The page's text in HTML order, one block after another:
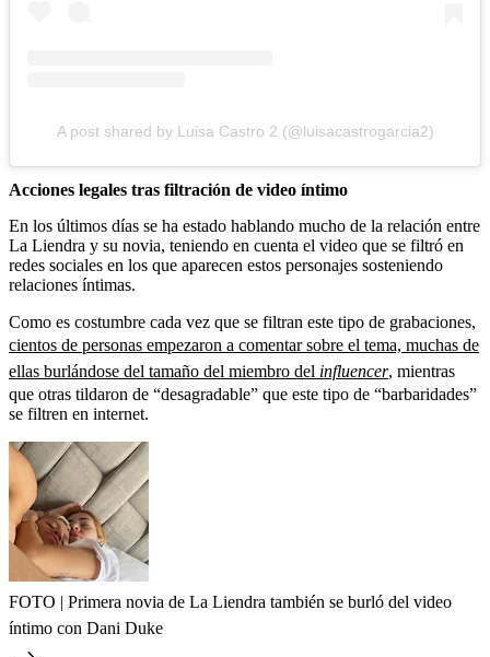
A post shared by Luisa Castro 2 (@luisacastrogarcia2)
Acciones legales tras filtración de video íntimo
En los últimos días se ha estado hablando mucho de la relación entre
La Liendra y su novia, teniendo en cuenta el video que se filtró en
redes sociales en los que aparecen estos personajes sosteniendo
relaciones íntimas.
Como es costumbre cada vez que se filtran este tipo de grabaciones,
cientos de personas empezaron a comentar sobre el tema, muchas de
ellas burlándose del tamaño del miembro del influencer, mientras
que otras tildaron de “desagradable” que este tipo de “barbaridades”
se filtren en internet.
FOTO | Primera novia de La Liendra también se burló del video
íntimo con Dani Duke